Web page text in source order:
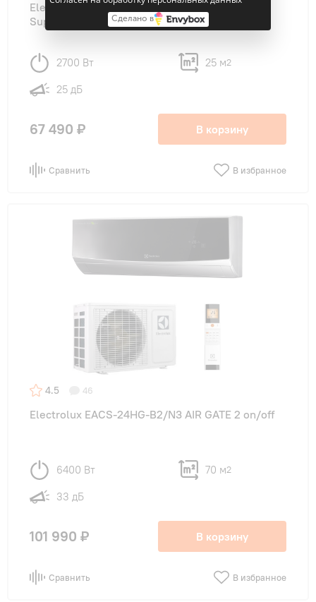
Electrolux EACS/I-09HIX-BLACK/N8 Onix Black
Super DC Inverter
2700 Вт 25 м2
25 дБ
67 490 ₽ В корзину
Сравнить В избранное
4.5 46
Electrolux EACS-24HG-B2/N3 AIR GATE 2 on/off
6400 Вт 70 м2
33 дБ
101 990 ₽ В корзину
Сравнить В избранное
Сделано в